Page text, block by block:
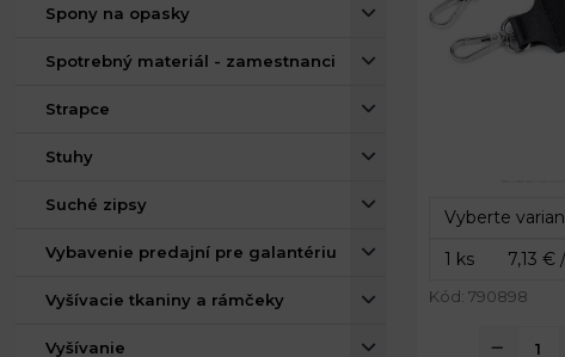
Spony na opasky
Spotrebný materiál - zamestnanci
Strapce
Stuhy
Suché zipsy
Vybavenie predajní pre galantériu
Vyšívacie tkaniny a rámčeky
Vyšívanie
Kód: 790898